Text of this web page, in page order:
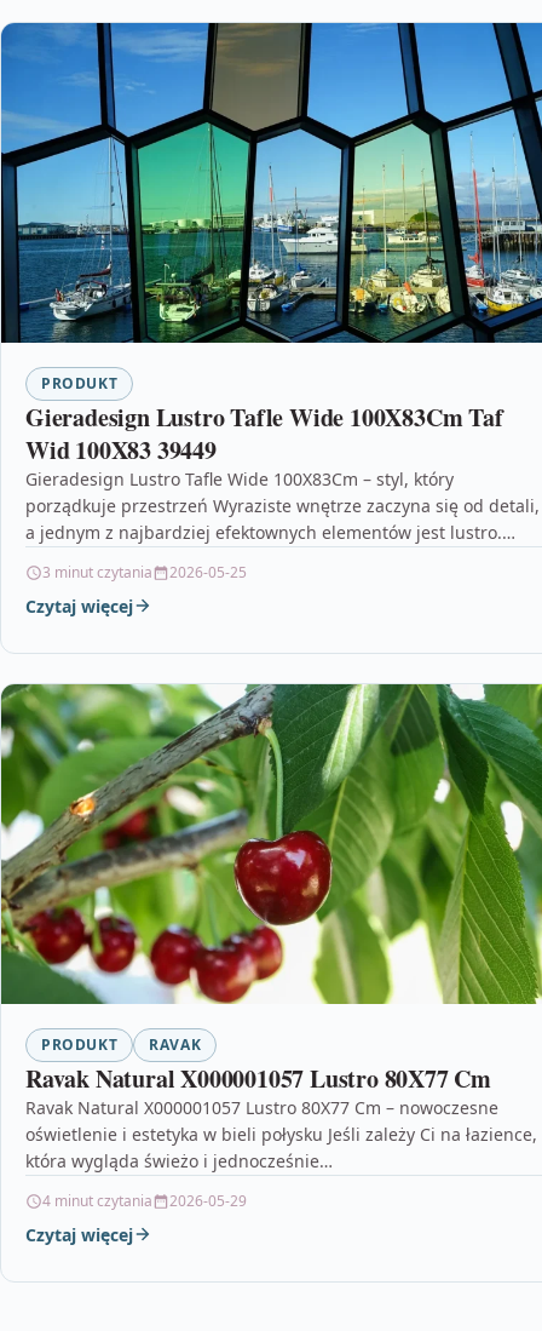
PRODUKT
Gieradesign Lustro Tafle Wide 100X83Cm Taf
Wid 100X83 39449
Gieradesign Lustro Tafle Wide 100X83Cm – styl, który
porządkuje przestrzeń Wyraziste wnętrze zaczyna się od detali,
a jednym z najbardziej efektownych elementów jest lustro.…
3 minut czytania 2026-05-25
Czytaj więcej
PRODUKT RAVAK
Ravak Natural X000001057 Lustro 80X77 Cm
Ravak Natural X000001057 Lustro 80X77 Cm – nowoczesne
oświetlenie i estetyka w bieli połysku Jeśli zależy Ci na łazience,
która wygląda świeżo i jednocześnie…
4 minut czytania 2026-05-29
Czytaj więcej